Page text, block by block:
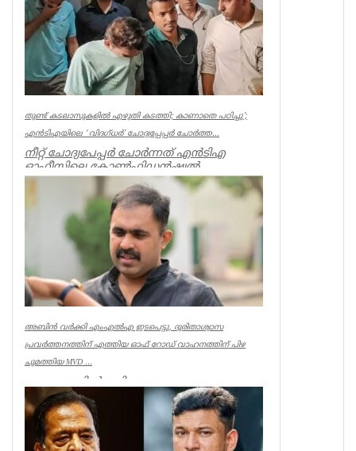
തുണ്ട് കടലാസുകളില്‍ എഴുതി കടത്തി; കാണാതെ പഠിച്ചു’;
എന്‍ടിഎയിലെ ‘ വിദഗ്ധര്‍’ ചോദ്യപ്പേപ്പര്‍ ചോര്‍ത്ത...
നീറ്റ് ചോദ്യപേപ്പര്‍ ചോര്‍ന്നത് എന്‍ടിഎ
ഓഫീസിലെ കോണ്‍ഫിഡന്‍ഷ്യല്‍
സെക്ഷനില്‍ നിന്ന് എന്ന് സിബിഐ. എന...
Kerala
അബിൻ വർക്കി എംഎൽഎ ഇടപെട്ടു, ദുരിതാശ്വാസ
പ്രവർത്തനത്തിന് എത്തിയ ഓഫ് റോഡ് വാഹനത്തിന് പിഴ
ചുമത്തിയ MVD ...
ആറന്മുളയിൽ ദുരിതാശ്വാസ
പ്രവർത്തനത്തിന് എത്തിയ ഓഫ് റോഡ്
വാഹനത്തിന് മോട്ടോർ വെഹിക്കിൾ
ഇൻസ്പെക്ടർ പിഴ ...
Kerala